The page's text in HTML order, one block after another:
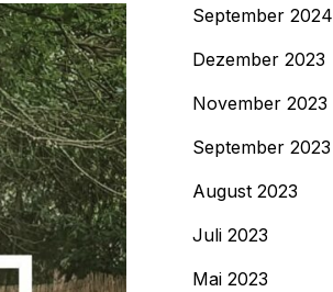
September 2024
Dezember 2023
November 2023
September 2023
August 2023
Juli 2023
Mai 2023